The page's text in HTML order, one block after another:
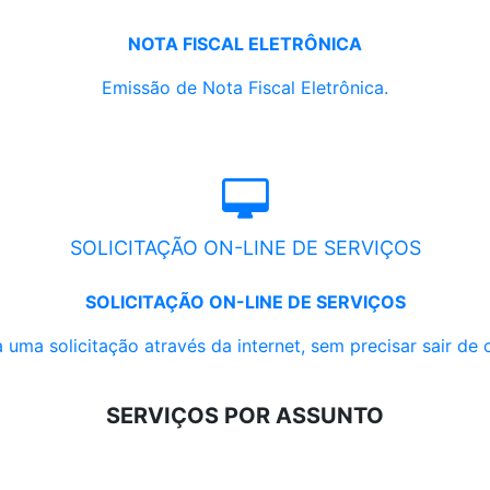
NOTA FISCAL ELETRÔNICA
Emissão de Nota Fiscal Eletrônica.
SOLICITAÇÃO ON-LINE DE SERVIÇOS
SOLICITAÇÃO ON-LINE DE SERVIÇOS
uma solicitação através da internet, sem precisar sair de
SERVIÇOS POR ASSUNTO